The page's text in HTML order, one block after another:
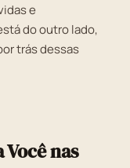
e
do outro lado,
trás dessas
nas